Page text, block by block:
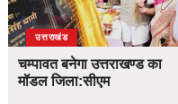
उत्तराखंड
चम्पावत बनेगा उत्तराखण्ड का
मॉडल जिला:सीएम